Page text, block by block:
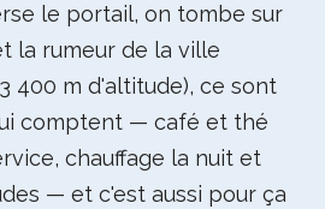
le portail, on tombe sur
la rumeur de la ville
400 m d'altitude), ce sont
comptent — café et thé
chauffage la nuit et
— et c'est aussi pour ça